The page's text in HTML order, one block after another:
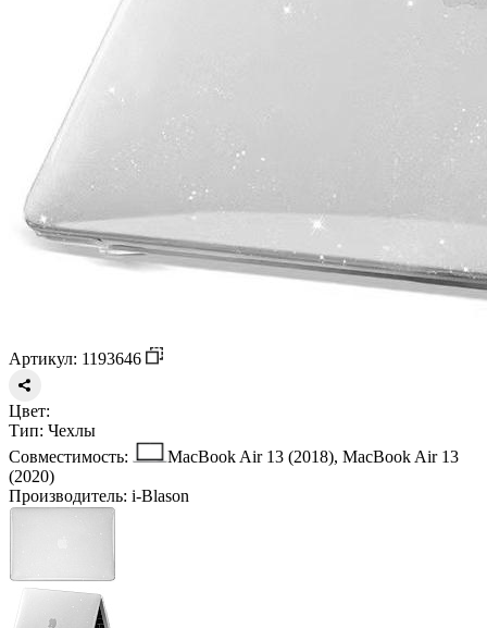
Артикул: 1193646
Цвет:
Тип: Чехлы
Совместимость:
MacBook Air 13 (2018), MacBook Air 13
(2020)
Производитель: i-Blason